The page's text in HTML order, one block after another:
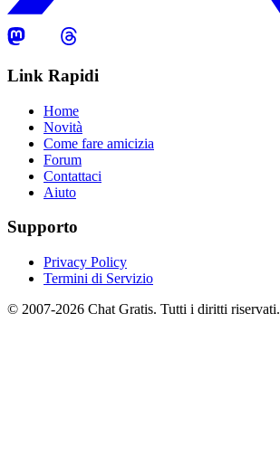
Link Rapidi
Home
Novità
Come fare amicizia
Forum
Contattaci
Aiuto
Supporto
Privacy Policy
Termini di Servizio
© 2007-2026 Chat Gratis. Tutti i diritti riservati.